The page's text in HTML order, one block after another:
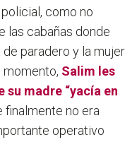
como no
las cabañas donde
paradero y la mujer
momento, Salim les
madre “yacía en
finalmente no era
operativo